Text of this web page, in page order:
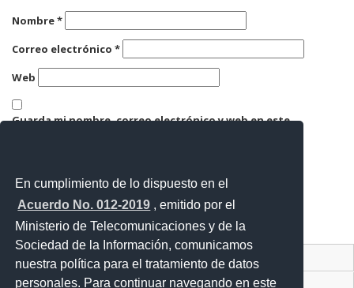
En cumplimiento de lo dispuesto en el
Acuerdo No. 012-2019 , emitido por el
Ministerio de Telecomunicaciones y de la
Sociedad de la Información, comunicamos
nuestra política para el tratamiento de datos
personales. Para continuar navegando en este
Nombre*
Correo electrónico *
Web
Guarda mi nombre, correo electrónico y web en este
Contacto Ciudadano Digital